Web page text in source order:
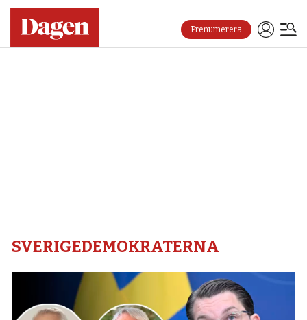
Prenumerera
SVERIGEDEMOKRATERNA